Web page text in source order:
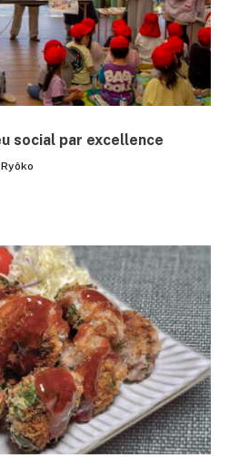
social par excellence
Ryôko